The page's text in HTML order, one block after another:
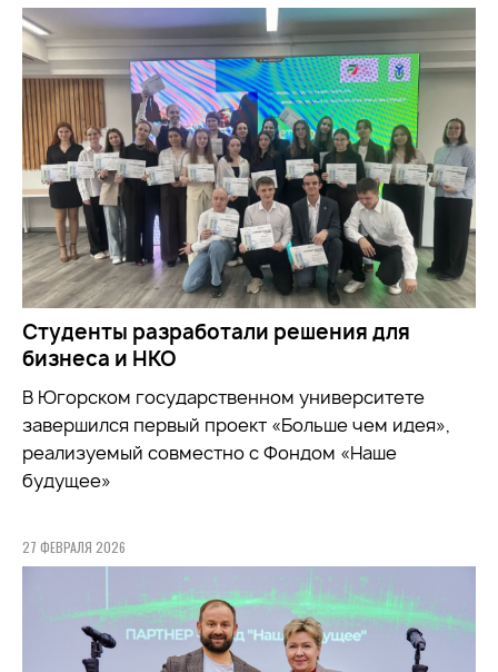
Студенты разработали решения для
бизнеса и НКО
В Югорском государственном университете
завершился первый проект «Больше чем идея»,
реализуемый совместно с Фондом «Наше
будущее»
27 ФЕВРАЛЯ 2026